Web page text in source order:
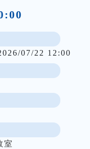
07/22 12:00
室